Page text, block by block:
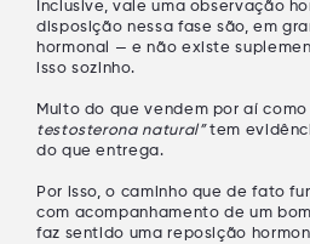
Inclusive, vale uma observação
disposição nessa fase são, em
hormonal
— e não existe
isso sozinho.
Muito do que vendem por aí como
testosterona natural”tem
do que entrega.
Por isso, o caminho que de fato
com acompanhamento de um
faz sentido umareposição